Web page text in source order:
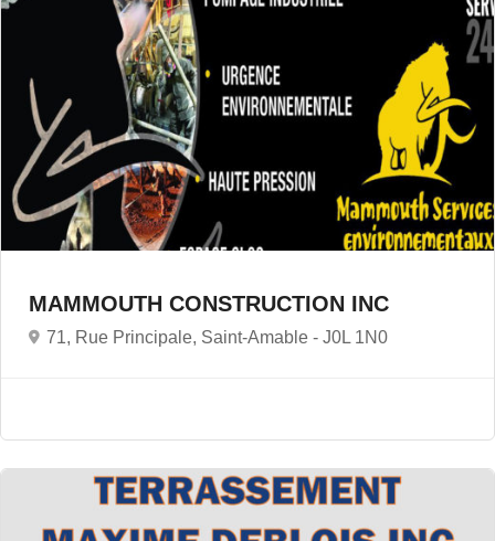
MAMMOUTH CONSTRUCTION INC
71, Rue Principale, Saint-Amable - J0L 1N0